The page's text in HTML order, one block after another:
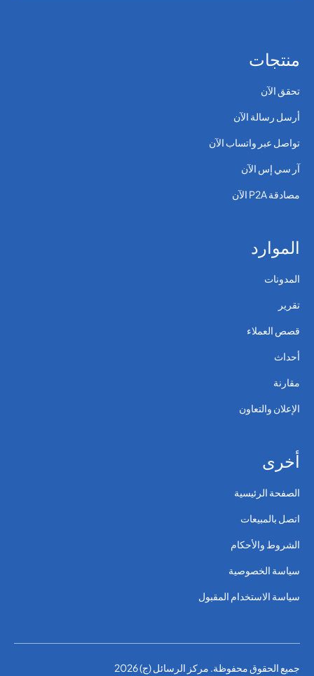
منتجات
تحقق الآن
أرسل رسالة الآن
تواصل عبر واتساب الآن
آر سي إس الآن
مصادقة P2A الآن
الموارد
المدونات
تقرير
قصص العملاء
أحداث
مقارنة
الإعلان والتعاون
أخرى
الصفحة الرئيسية
اتصل بالمبيعات
الشروط والأحكام
سياسة الخصوصية
سياسة الاستخدام المقبول
جميع الحقوق محفوظة. مركز الرسائل (ج) 2026